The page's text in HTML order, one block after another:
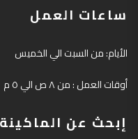
ساعات العمل
الأيام: من السبت الي الخميس
أوقات العمل : من ٨ ص الي ٥ م
إبحث عن الماكينة